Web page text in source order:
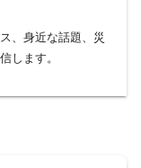
、身近な話題、災
します。